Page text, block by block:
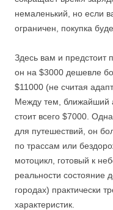
немаленький, но если
ограничен, покупка
Здесь вам и предстоит
он на $3000 дешевле
$11000 (не считая
Между тем, ближайший
стоит всего $7000.
для путешествий, он
по трассам или
мотоцикл, готовый к
реальности состояние
городах) практически
характеристик.